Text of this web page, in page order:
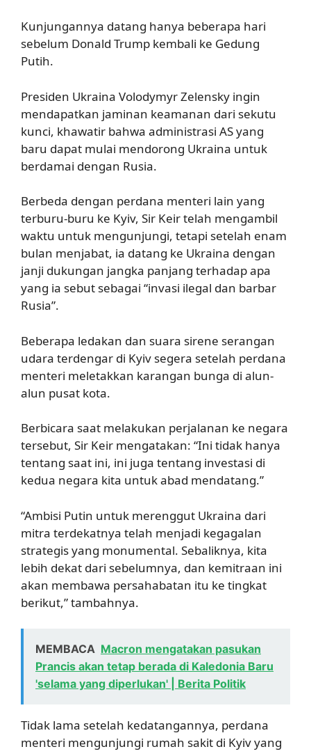
Kunjungannya datang hanya beberapa hari
sebelum Donald Trump kembali ke Gedung
Putih.
Presiden Ukraina Volodymyr Zelensky ingin
mendapatkan jaminan keamanan dari sekutu
kunci, khawatir bahwa administrasi AS yang
baru dapat mulai mendorong Ukraina untuk
berdamai dengan Rusia.
Berbeda dengan perdana menteri lain yang
terburu-buru ke Kyiv, Sir Keir telah mengambil
waktu untuk mengunjungi, tetapi setelah enam
bulan menjabat, ia datang ke Ukraina dengan
janji dukungan jangka panjang terhadap apa
yang ia sebut sebagai “invasi ilegal dan barbar
Rusia”.
Beberapa ledakan dan suara sirene serangan
udara terdengar di Kyiv segera setelah perdana
menteri meletakkan karangan bunga di alun-
alun pusat kota.
Berbicara saat melakukan perjalanan ke negara
tersebut, Sir Keir mengatakan: “Ini tidak hanya
tentang saat ini, ini juga tentang investasi di
kedua negara kita untuk abad mendatang.”
“Ambisi Putin untuk merenggut Ukraina dari
mitra terdekatnya telah menjadi kegagalan
strategis yang monumental. Sebaliknya, kita
lebih dekat dari sebelumnya, dan kemitraan ini
akan membawa persahabatan itu ke tingkat
berikut,” tambahnya.
MEMBACA Macron mengatakan pasukan
Prancis akan tetap berada di Kaledonia Baru
'selama yang diperlukan' | Berita Politik
Tidak lama setelah kedatangannya, perdana
menteri mengunjungi rumah sakit di Kyiv yang